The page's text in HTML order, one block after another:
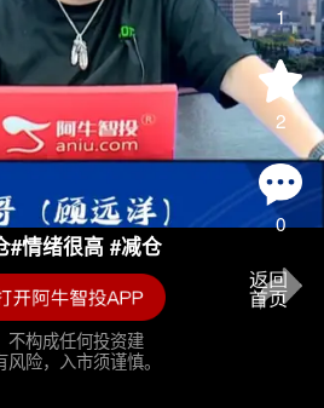
1
2
0
#情绪很高 #减仓
不构成任何投资建
险，入市须谨慎。